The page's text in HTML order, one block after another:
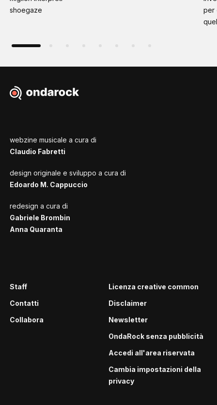
shoegaze
per
webzine musicale a cura di
Claudio Fabretti
design originale e sviluppo a cura di
Edoardo M. Cappuccio
redesign a cura di
Gabriele Brombin
Anna Quaranta
Staff
Contatti
Collabora
Licenza creative common
Disclaimer
Newsletter
OndaRock senza pubblicità
Accedi all'area riservata
Cambia impostazioni della
privacy